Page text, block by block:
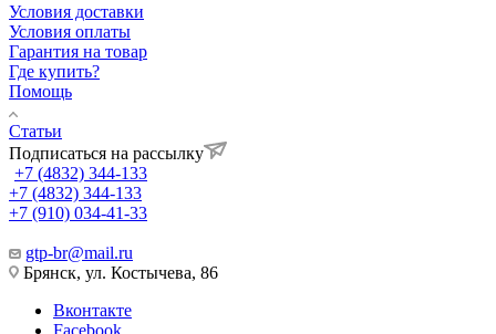
Условия доставки
Условия оплаты
Гарантия на товар
Где купить?
Помощь
Статьи
Подписаться на рассылку
+7 (4832) 344-133
+7 (4832) 344-133
+7 (910) 034-41-33
gtp-br@mail.ru
Брянск, ул. Костычева, 86
Вконтакте
Facebook